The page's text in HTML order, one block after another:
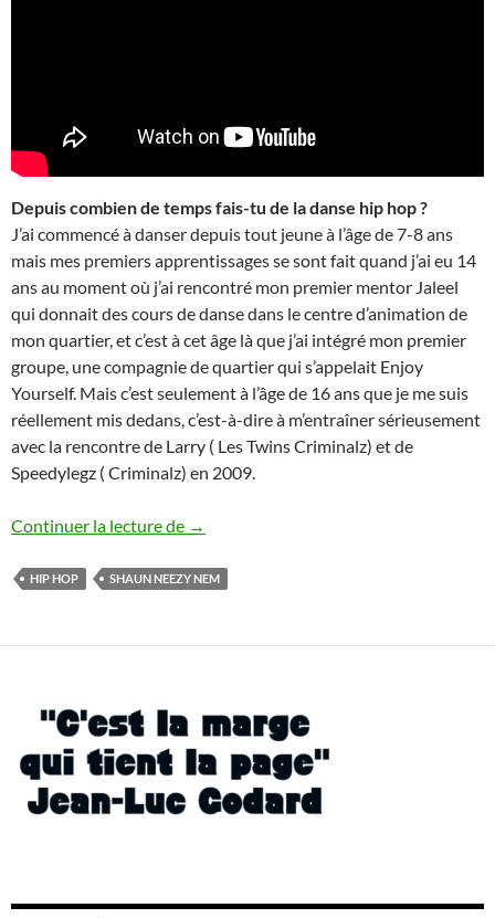
Depuis combien de temps fais-tu de la danse hip hop ?
J’ai commencé à danser depuis tout jeune à l’âge de 7-8 ans
mais mes premiers apprentissages se sont fait quand j’ai eu 14
ans au moment où j’ai rencontré mon premier mentor Jaleel
qui donnait des cours de danse dans le centre d’animation de
mon quartier, et c’est à cet âge là que j’ai intégré mon premier
groupe, une compagnie de quartier qui s’appelait Enjoy
Yourself. Mais c’est seulement à l’âge de 16 ans que je me suis
réellement mis dedans, c’est-à-dire à m’entraîner sérieusement
avec la rencontre de Larry ( Les Twins Criminalz) et de
Speedylegz ( Criminalz) en 2009.
Continuer la lecture de Shaun Neezy Nem : « Le hip-hop a
→
HIP HOP SHAUN NEEZY NEM